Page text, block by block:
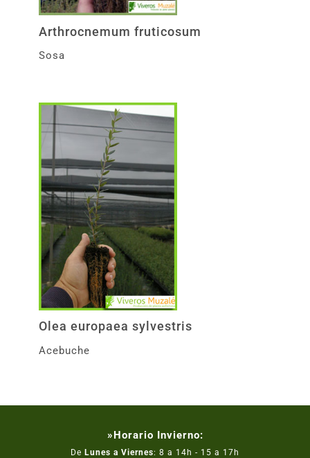
Arthrocnemum fruticosum
Sosa
Olea europaea sylvestris
Acebuche
»Horario Invierno:
De Lunes a Viernes: 8 a 14h - 15 a 17h